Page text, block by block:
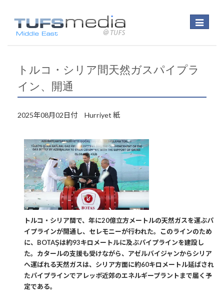
Toggle
トルコ・シリア間天然ガスパイプラ
イン、開通
2025年08月02日付 Hurriyet 紙
トルコ・シリア間で、年に20億立方メートルの天然ガスを運ぶパ
イプラインが開通し、セレモニーが行われた。このラインのため
に、BOTAŞは約93キロメートルに及ぶパイプラインを建設し
た。カタールの支援も受けながら、アゼルバイジャンからシリア
へ運ばれる天然ガスは、シリア方面に約60キロメートル延ばされ
たパイプラインでアレッポ近郊のエネルギープラントまで届く予
定である。